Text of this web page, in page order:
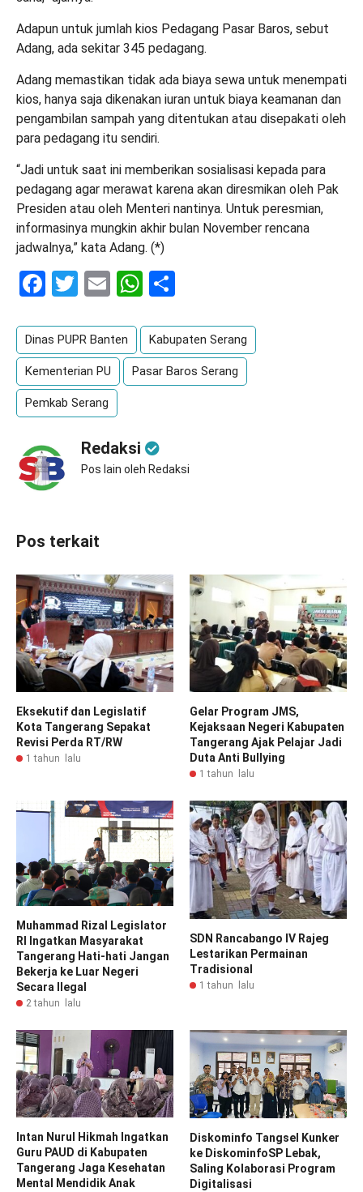
Adapun untuk jumlah kios Pedagang Pasar Baros, sebut
Adang, ada sekitar 345 pedagang.
Adang memastikan tidak ada biaya sewa untuk menempati
kios, hanya saja dikenakan iuran untuk biaya keamanan dan
pengambilan sampah yang ditentukan atau disepakati oleh
para pedagang itu sendiri.
“Jadi untuk saat ini memberikan sosialisasi kepada para
pedagang agar merawat karena akan diresmikan oleh Pak
Presiden atau oleh Menteri nantinya. Untuk peresmian,
informasinya mungkin akhir bulan November rencana
jadwalnya,” kata Adang. (*)
Facebook
Twitter
EmailWhatsApp
Dinas PUPR Banten Kabupaten Serang
Kementerian PU Pasar Baros Serang
Pemkab Serang
Redaksi
Pos lain oleh Redaksi
Pos terkait
Eksekutif dan Legislatif
Kota Tangerang Sepakat
Revisi Perda RT/RW
1 tahun lalu
Gelar Program JMS,
Kejaksaan Negeri Kabupaten
Tangerang Ajak Pelajar Jadi
Duta Anti Bullying
1 tahun lalu
Muhammad Rizal Legislator
RI Ingatkan Masyarakat
Tangerang Hati-hati Jangan
Bekerja ke Luar Negeri
Secara Ilegal
2 tahun lalu
SDN Rancabango IV Rajeg
Lestarikan Permainan
Tradisional
1 tahun lalu
Intan Nurul Hikmah Ingatkan
Guru PAUD di Kabupaten
Tangerang Jaga Kesehatan
Mental Mendidik Anak
Diskominfo Tangsel Kunker
ke DiskominfoSP Lebak,
Saling Kolaborasi Program
Digitalisasi